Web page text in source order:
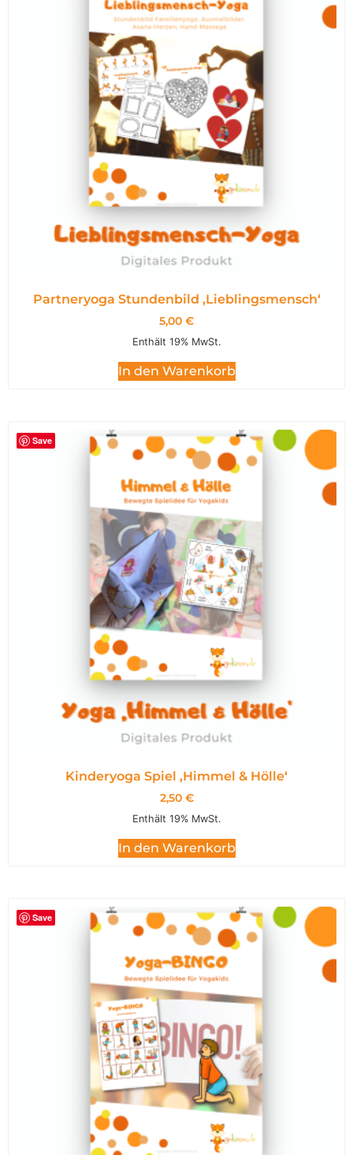
Partneryoga Stundenbild ,Lieblingsmensch‘
5,00 €
Enthält 19% MwSt.
In den Warenkorb
Save
Kinderyoga Spiel ,Himmel & Hölle‘
2,50 €
Enthält 19% MwSt.
In den Warenkorb
Save